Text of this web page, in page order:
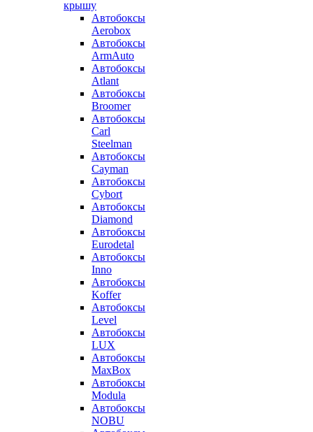
крышу
Автобоксы
Aerobox
Автобоксы
ArmAuto
Автобоксы
Atlant
Автобоксы
Broomer
Автобоксы
Carl
Steelman
Автобоксы
Cayman
Автобоксы
Cybort
Автобоксы
Diamond
Автобоксы
Eurodetal
Автобоксы
Inno
Автобоксы
Koffer
Автобоксы
Level
Автобоксы
LUX
Автобоксы
MaxBox
Автобоксы
Modula
Автобоксы
NOBU